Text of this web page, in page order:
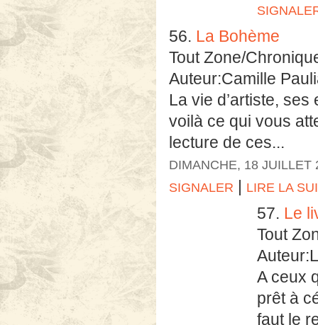
56. La Bohème
Tout Zone/
Auteur:Camille
La vie d’artiste,
voilà ce qui vous
lecture de ces...
DIMANCHE, 18 JUILLET
SIGNALER | LIRE LA
57. Le
Tout
A ceux
prêt à
faut le